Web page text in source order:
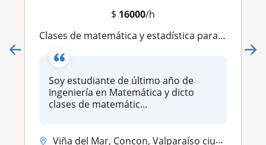
$ 16000/h
Clases de matemática y estadística para todos los niveles!
Soy estudiante de último año de
Ingeniería en Matemática y dicto
clases de matemátic...
Viña del Mar, Concon, Valparaíso ciudad